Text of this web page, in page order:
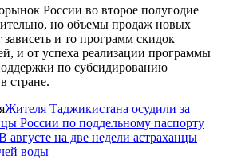
России во второе полугодие
но объемы продаж новых
зависеть и то программ скидок
и от успеха реализации программы
по субсидированию
стране.
Жителя Таджикистана осудили за
России по поддельному паспорту
августе на две недели астраханцы
воды